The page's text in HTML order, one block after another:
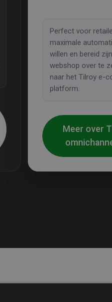
Perfect voor
maximale
willen en bereid
webshop over te
naar het Tilroy
platform.
Meer over